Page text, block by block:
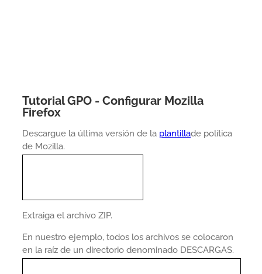
Tutorial GPO - Configurar Mozilla
Firefox
Descargue la última versión de la plantillade política
de Mozilla.
Extraiga el archivo ZIP.
En nuestro ejemplo, todos los archivos se colocaron
en la raíz de un directorio denominado DESCARGAS.